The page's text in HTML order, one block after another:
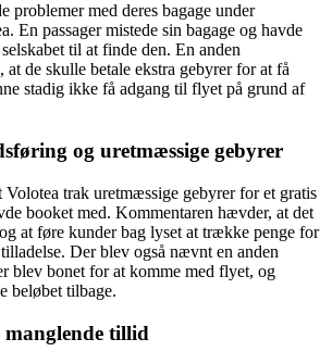
problemer med deres bagage under
En passager mistede sin bagage og havde
til at finde den. En anden
de skulle betale ekstra gebyrer for at få
stadig ikke få adgang til flyet på grund af
og uretmæssige gebyrer
Volotea trak uretmæssige gebyrer for et gratis
booket med. Kommentaren hævder, at det
at føre kunder bag lyset at trække penge for
Der blev også nævnt en anden
blev bonet for at komme med flyet, og
beløbet tilbage.
manglende tillid